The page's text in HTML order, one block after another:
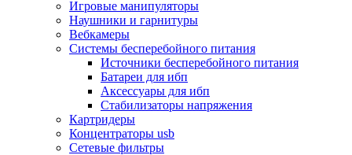
Антивирусное по
Офисные приложения
Неттопы, тонкие клиенты, платформы nuc
Микрокомпьютеры
Опции для компьютеров
Бытовая техника
Кухонная техника
Блендеры, измельчители
Блинницы
Вакуумные упаковщики
Весы кухонные
Игровые манипуляторы
Наушники и гарнитуры
Вебкамеры
Системы бесперебойного питания
Источники бесперебойного питания
Батареи для ибп
Аксессуары для ибп
Стабилизаторы напряжения
Картридеры
Концентраторы usb
Сетевые фильтры